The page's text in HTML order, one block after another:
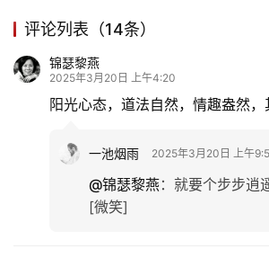
题
更
评论列表（14条）
锦瑟黎燕
2025年3月20日 上午4:20
阳光心态，道法自然，情趣盎然，
一池烟雨 2025年3月20日 上午
@锦瑟黎燕： 就要个步步逍
[微笑]